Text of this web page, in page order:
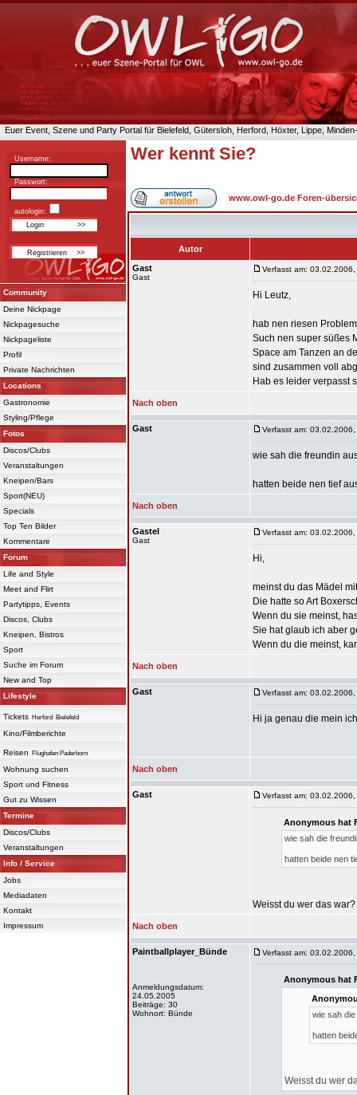
Euer Event, Szene und Party Portal für Bielefeld, Gütersloh, Herford, Höxter, Lippe,
Username:
Passwort:
autologin:
Community
Deine Nickpage
Nickpagesuche
Nickpageliste
Profil
Private Nachrichten
Locations
Gastronomie
Styling/Pflege
Fotos
Discos/Clubs
Veranstaltungen
Kneipen/Bars
Sport(NEU)
Specials
Top Ten Bilder
Kommentare
Forum
Life and Style
Meet and Flirt
Partytipps, Events
Discos, Clubs
Kneipen, Bistros
Sport
Suche im Forum
New and Top
Lifestyle
Tickets Herford Bielefeld
Kino/Filmberichte
Reisen Flughafen Paderborn
Wohnung suchen
Sport und Fitness
Gut zu Wissen
Termine
Discos/Clubs
Veranstaltungen
Info / Service
Jobs
Mediadaten
Kontakt
Impressum
Wer kennt Sie?
www.owl-go.de Foren-
Autor
Gast
Gast
Verfasst am:
Hi Leutz,
hab nen riesen
Such nen super süßes
Space am Tanzen an
sind zusammen voll
Hab es leider verpasst
Nach oben
Gast Verfasst am:
wie sah die freundin
hatten beide nen tief
Nach oben
Gastel
Gast
Verfasst am:
Hi,
meinst du das Mädel
Die hatte so Art
Wenn du sie meinst,
Sie hat glaub ich aber
Wenn du die meinst,
Nach oben
Gast Verfasst am:
Hi ja genau die mein
Nach oben
Gast Verfasst am:
Anonymous hat
wie sah die
hatten beide nen
Weisst du wer das
Nach oben
Paintballplayer_Bünde
Anmeldungsdatum:
24.05.2005
Beiträge: 30
Wohnort: Bünde
Verfasst am:
Anonymous hat
wie sah
hatten
Weisst du wer